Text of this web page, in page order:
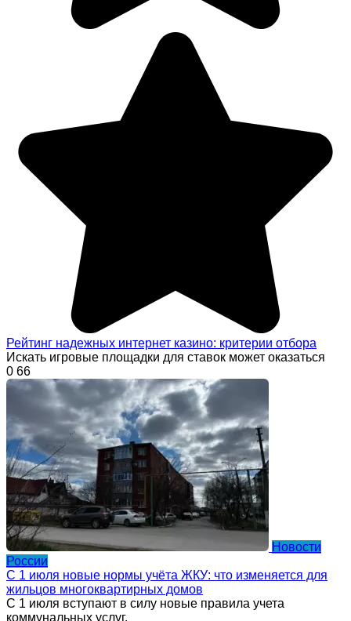
Рейтинг надежных интернет казино: критерии отбора
Искать игровые площадки для ставок может оказаться
0 66
Новости
России
С 1 июля новые нормы учёта ЖКУ: что изменяется для
жильцов многоквартирных домов
С 1 июля вступают в силу новые правила учета
коммунальных услуг.